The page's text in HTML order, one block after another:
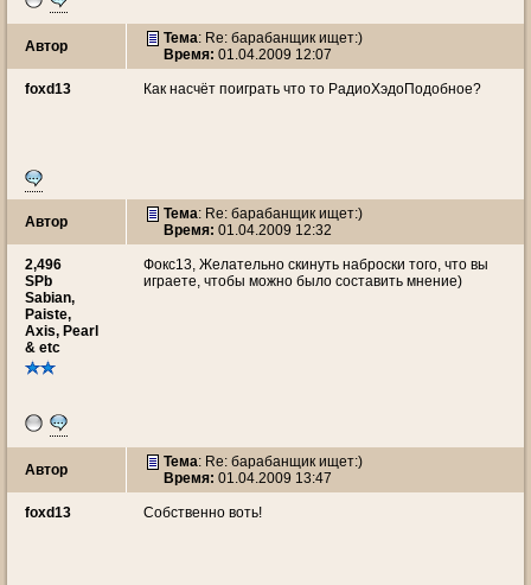
Автор Тема: Re: барабанщик ищет:)
Время: 01.04.2009 12:07
foxd13 Как насчёт поиграть что то РадиоХэдоПодобное?
Автор Тема: Re: барабанщик ищет:)
Время: 01.04.2009 12:32
2,496
SPb
Sabian,
Paiste,
Axis, Pearl
& etc
Фокс13, Желательно скинуть наброски того, что вы
играете, чтобы можно было составить мнение)
Автор Тема: Re: барабанщик ищет:)
Время: 01.04.2009 13:47
foxd13 Собственно воть!